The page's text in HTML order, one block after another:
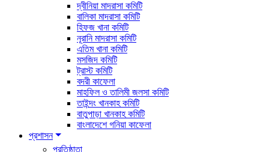
দ্বীনিয়া মাদরাসা কমিটি
বালিকা মাদরাসা কমিটি
হিফজ খানা কমিটি
নূরানি মাদরাসা কমিটি
এতিম খানা কমিটি
মসজিদ কমিটি
ট্রাস্ট কমিটি
বদরী কাফেলা
মাহফিল ও তালিমী জলসা কমিটি
তাইন্দং খানকাহ কমিটি
বাতুপাড়া খানকাহ কমিটি
বাংলাদেশে গনিয়া কাফেলা
প্রশাসন
প্রতিষ্ঠাতা